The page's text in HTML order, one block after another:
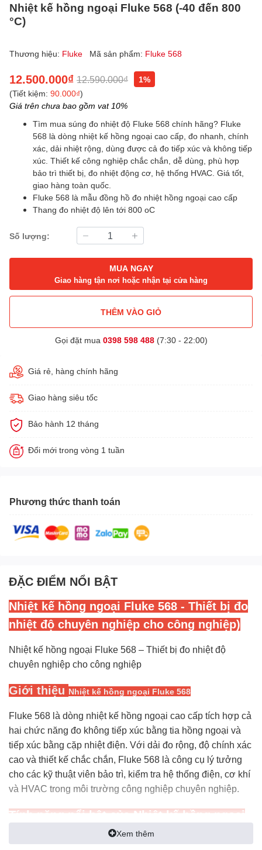
Nhiệt kế hồng ngoại Fluke 568 (-40 đến 800
°C)
Thương hiệu: Fluke Mã sản phẩm: Fluke 568
12.500.000₫ 12.590.000₫
1%
(Tiết kiệm: 90.000₫)
Giá trên chưa bao gồm vat 10%
Tìm mua súng đo nhiệt độ Fluke 568 chính hãng? Fluke
568 là dòng nhiệt kế hồng ngoại cao cấp, đo nhanh, chính
xác, dải nhiệt rộng, dùng được cả đo tiếp xúc và không tiếp
xúc. Thiết kế công nghiệp chắc chắn, dễ dùng, phù hợp
bảo trì thiết bị, đo nhiệt động cơ, hệ thống HVAC. Giá tốt,
giao hàng toàn quốc.
Fluke 568 là mẫu đồng hồ đo nhiệt hồng ngoại cao cấp
Thang đo nhiệt độ lên tới 800 oC
Số lượng:
MUA NGAY
Giao hàng tận nơi hoặc nhận tại cửa hàng
THÊM VÀO GIỎ
Gọi đặt mua 0398 598 488(7:30 - 22:00)
Giá rẻ, hàng chính hãng
Giao hàng siêu tốc
Bảo hành 12 tháng
Đổi mới trong vòng 1 tuần
Phương thức thanh toán
ĐẶC ĐIỂM NỔI BẬT
Nhiệt kế hồng ngoại Fluke 568 - Thiết bị đo
nhiệt độ chuyên nghiệp cho công nghiệp)
Nhiệt kế hồng ngoại Fluke 568 – Thiết bị đo nhiệt độ
chuyên nghiệp cho công nghiệp
Giới thiệu Nhiệt kế hồng ngoại Fluke 568
Fluke 568 là dòng nhiệt kế hồng ngoại cao cấp tích hợp cả
hai chức năng đo không tiếp xúc bằng tia hồng ngoại và
tiếp xúc bằng cặp nhiệt điện. Với dải đo rộng, độ chính xác
cao và thiết kế chắc chắn, Fluke 568 là công cụ lý tưởng
cho các kỹ thuật viên bảo trì, kiểm tra hệ thống điện, cơ khí
và HVAC trong môi trường công nghiệp chuyên nghiệp.
Tính năng nổi bật của Nhiệt kế hồng ngoại
Fluke 568 (-40 đến 800 °C)
Xem thêm